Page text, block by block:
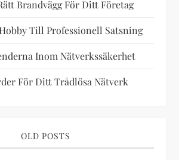
Brandvägg För Ditt Företag
Till Professionell Satsning
Inom Nätverkssäkerhet
För Ditt Trådlösa Nätverk
OLD POSTS